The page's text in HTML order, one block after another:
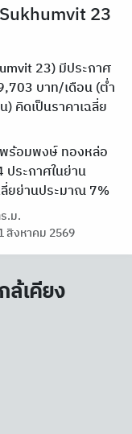
23
23) มีประกาศ
บาท/เดือน (ต่ำ
คิดเป็นราคาเฉลี่ย
พร้อมพงษ์ ทองหล่อ
ระกาศในย่าน
ลี่ยย่านประมาณ 7%
.ม.
สิงหาคม 2569
ล้เคียง